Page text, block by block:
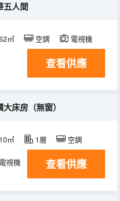
五人間
㎡ 空調 電視機
查看供應
大床房（無窗）
10㎡ 1層 空調
電視機 查看供應